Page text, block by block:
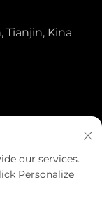
Tianjin, Kina
Co., Ltd.
our services.
Personalize